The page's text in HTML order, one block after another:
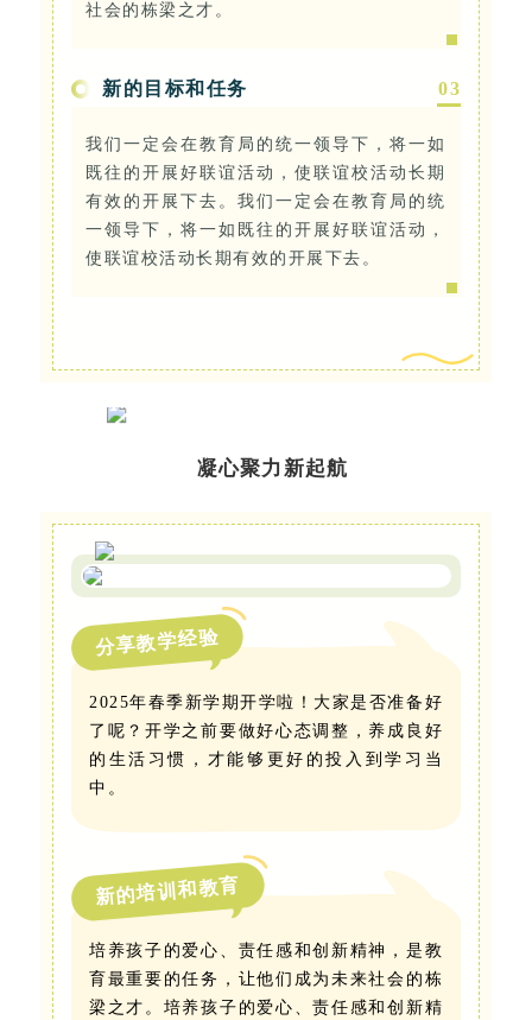
社会的栋梁之才。
新的目标和任务 03
我们一定会在教育局的统一领导下，将一如
既往的开展好联谊活动，使联谊校活动长期
有效的开展下去。我们一定会在教育局的统
一领导下，将一如既往的开展好联谊活动，
使联谊校活动长期有效的开展下去。
凝心聚力新起航
分享教学经验
2025年春季新学期开学啦！大家是否准备好
了呢？开学之前要做好心态调整，养成良好
的生活习惯，才能够更好的投入到学习当
中。
新的培训和教育
培养孩子的爱心、责任感和创新精神，是教
育最重要的任务，让他们成为未来社会的栋
梁之才。培养孩子的爱心、责任感和创新精